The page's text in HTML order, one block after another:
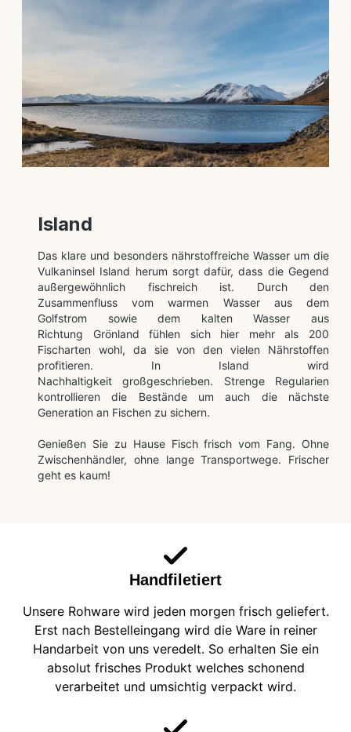
Island
Das klare und besonders nährstoffreiche Wasser um die
Vulkaninsel Island herum sorgt dafür, dass die Gegend
außergewöhnlich fischreich ist. Durch den
Zusammenfluss vom warmen Wasser aus dem
Golfstrom sowie dem kalten Wasser aus
Richtung Grönland fühlen sich hier mehr als 200
Fischarten wohl, da sie von den vielen Nährstoffen
profitieren. In Island wird
Nachhaltigkeit großgeschrieben. Strenge Regularien
kontrollieren die Bestände um auch die nächste
Generation an Fischen zu sichern.
Genießen Sie zu Hause Fisch frisch vom Fang. Ohne
Zwischenhändler, ohne lange Transportwege. Frischer
geht es kaum!
Handfiletiert
Unsere Rohware wird jeden morgen frisch geliefert.
Erst nach Bestelleingang wird die Ware in reiner
Handarbeit von uns veredelt. So erhalten Sie ein
absolut frisches Produkt welches schonend
verarbeitet und umsichtig verpackt wird.